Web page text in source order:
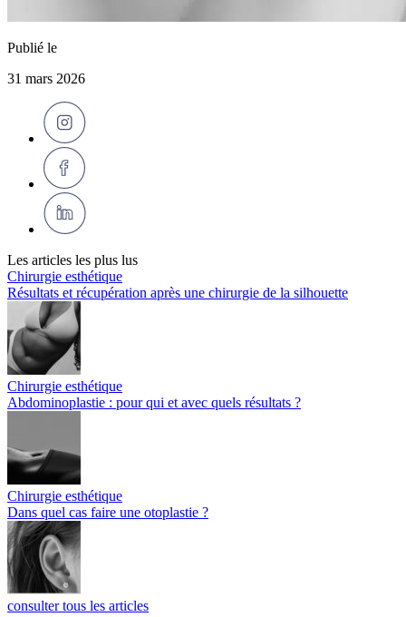
Publié le
31 mars 2026
Les articles les plus lus
Chirurgie esthétique
Résultats et récupération après une chirurgie de la silhouette
Chirurgie esthétique
Abdominoplastie : pour qui et avec quels résultats ?
Chirurgie esthétique
Dans quel cas faire une otoplastie ?
consulter tous les articles